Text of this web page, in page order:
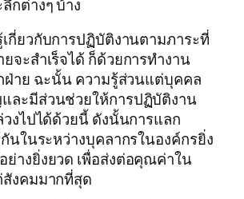
กต่างๆ บ้าง
กี่ยวกับการปฏิบัติงานตามภาระที่
จะสำเร็จได้ ก็ด้วยการทำงาน
าย ฉะนั้น ความรู้ส่วนแต่บุคคล
ละมีส่วนช่วยให้การปฏิบัติงาน
งไปได้ด้วยนี้ ดังนั้นการแลก
นในระหว่างบุคลากรในองค์กรยิ่ง
างยิ่งยวด เพื่อส่งต่อคุณค่าใน
งคมมากที่สุด